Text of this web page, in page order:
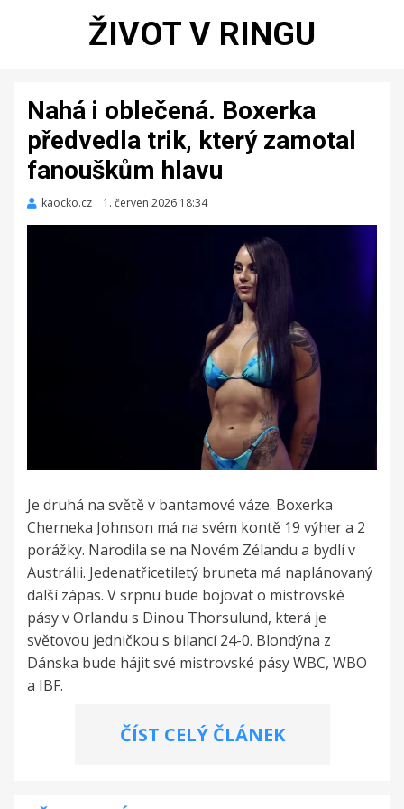
ŽIVOT V RINGU
Nahá i oblečená. Boxerka
předvedla trik, který zamotal
fanouškům hlavu
kaocko.cz
Zveřejněno
1. červen 2026 18:34
Je druhá na světě v bantamové váze. Boxerka
Cherneka Johnson má na svém kontě 19 výher a 2
porážky. Narodila se na Novém Zélandu a bydlí v
Austrálii. Jedenatřicetiletý bruneta má naplánovaný
další zápas. V srpnu bude bojovat o mistrovské
pásy v Orlandu s Dinou Thorsulund, která je
světovou jedničkou s bilancí 24-0. Blondýna z
Dánska bude hájit své mistrovské pásy WBC, WBO
a IBF.
ČÍST CELÝ ČLÁNEK